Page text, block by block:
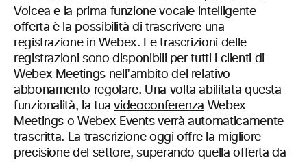
Voicea e la prima funzione vocale intelligente
offerta è la possibilità di trascrivere una
registrazione in Webex. Le trascrizioni delle
registrazioni sono disponibili per tutti i clienti di
Webex Meetings nell’ambito del relativo
abbonamento regolare. Una volta abilitata questa
funzionalità, la tuavideoconferenza Webex
Meetings o Webex Events verrà automaticamente
trascritta. La trascrizione oggi offre la migliore
precisione del settore, superando quella offerta da